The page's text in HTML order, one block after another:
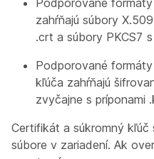
Podporované
zahŕňajú súbory
.crt a súbory PKCS7
Podporované
kľúča zahŕňajú
zvyčajne s príponami
Certifikát a súkromný kľúč
súbore v zariadení. Ak